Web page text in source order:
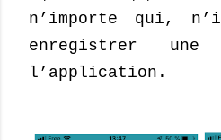
n’importe qui,
enregistrer
l’application.